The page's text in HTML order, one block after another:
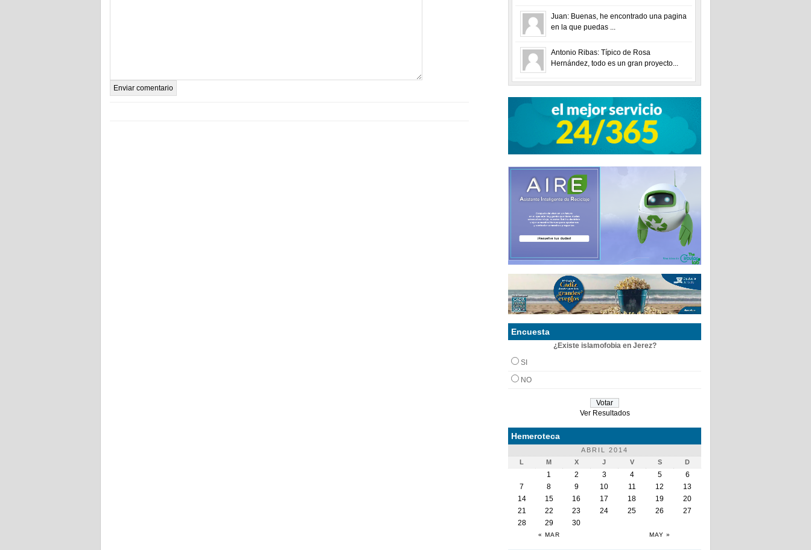
Juan: Buenas, he encontrado una pagina
en la que puedas ...
Antonio Ribas: Típico de Rosa
Hernández, todo es un gran proyecto...
Encuesta
¿Existe islamofobia en Jerez?
SI
NO
Ver Resultados
Hemeroteca
ABRIL 2014
L
M X J V S D
« MAR MAY »
1 2 3 4 5
6
7
8 9 10 11 12
13
14
15 16 17 18 19
20
21
22 23 24 25 26
27
28
29 30